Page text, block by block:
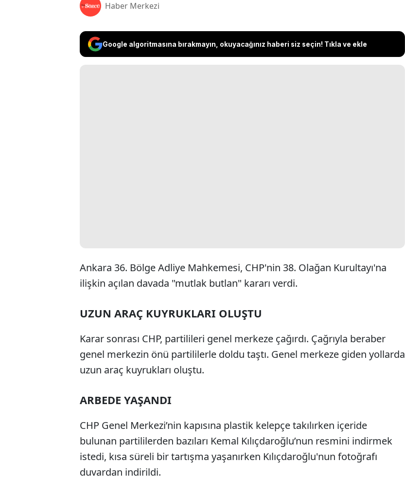
Haber Merkezi
Google algoritmasına bırakmayın, okuyacağınız haberi siz seçin! Tıkla ve ekle
Ankara 36. Bölge Adliye Mahkemesi, CHP'nin 38. Olağan Kurultayı'na
ilişkin açılan davada "mutlak butlan" kararı verdi.
UZUN ARAÇ KUYRUKLARI OLUŞTU
Karar sonrası CHP, partilileri genel merkeze çağırdı. Çağrıyla beraber
genel merkezin önü partililerle doldu taştı. Genel merkeze giden yollarda
uzun araç kuyrukları oluştu.
ARBEDE YAŞANDI
CHP Genel Merkezi’nin kapısına plastik kelepçe takılırken içeride
bulunan partililerden bazıları Kemal Kılıçdaroğlu’nun resmini indirmek
istedi, kısa süreli bir tartışma yaşanırken Kılıçdaroğlu'nun fotoğrafı
duvardan indirildi.